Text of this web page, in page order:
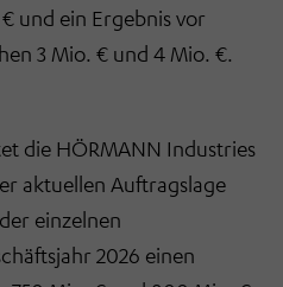
und ein Ergebnis vor
3 Mio. € und 4 Mio. €.
die HÖRMANN Industries
aktuellen Auftragslage
einzelnen
2026 einen